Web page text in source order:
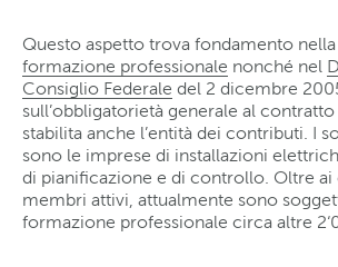
Questo aspetto trova fondamento nella
formazione professionale nonché nel
Consiglio Federale del 2 dicembre
sull’obbligatorietà generale al
stabilita anche l’entità dei contributi. I
sono le imprese di installazioni
di pianificazione e di controllo. Oltre ai
membri attivi, attualmente sono
formazione professionale circa altre